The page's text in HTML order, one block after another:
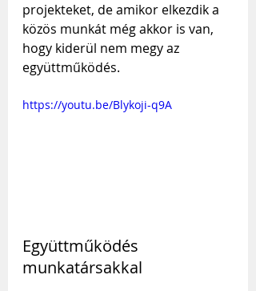
projekteket, de amikor elkezdik a
közös munkát még akkor is van,
hogy kiderül nem megy az
együttműködés.
https://youtu.be/Blykoji-q9A
Együttműködés
munkatársakkal